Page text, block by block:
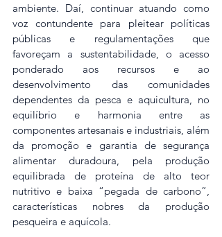
ambiente. Daí, continuar atuando como
voz contundente para pleitear políticas
públicas e regulamentações que
favoreçam a sustentabilidade, o acesso
ponderado aos recursos e ao
desenvolvimento das comunidades
dependentes da pesca e aquicultura, no
equilíbrio e harmonia entre as
componentes artesanais e industriais, além
da promoção e garantia de segurança
alimentar duradoura, pela produção
equilibrada de proteína de alto teor
nutritivo e baixa “pegada de carbono”,
características nobres da produção
pesqueira e aquícola.